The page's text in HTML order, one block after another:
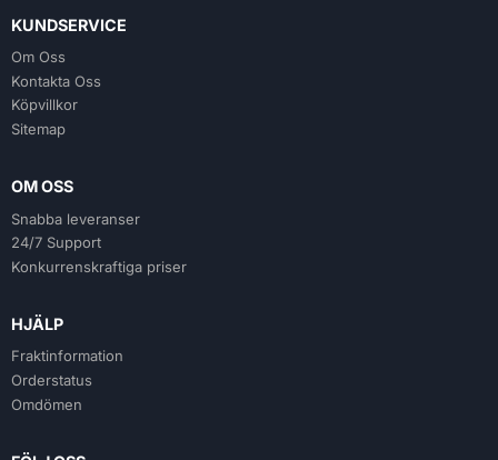
KUNDSERVICE
Om Oss
Kontakta Oss
Köpvillkor
Sitemap
OM OSS
Snabba leveranser
24/7 Support
Konkurrenskraftiga priser
HJÄLP
Fraktinformation
Orderstatus
Omdömen